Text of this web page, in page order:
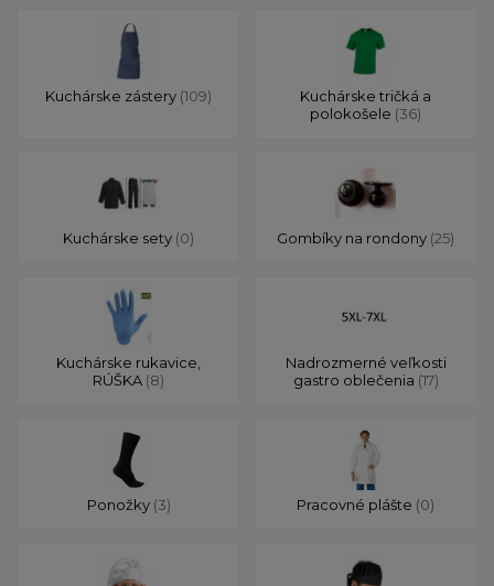
Kuchárske zástery (109)
Kuchárske tričká a
polokošele (36)
Kuchárske sety (0) Gombíky na rondony (25)
Kuchárske rukavice,
RÚŠKA (8)
Nadrozmerné veľkosti
gastro oblečenia (17)
Ponožky (3) Pracovné plášte (0)